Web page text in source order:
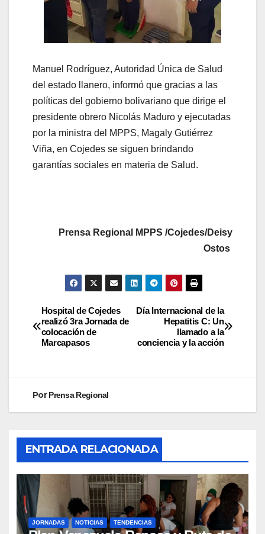
Manuel Rodríguez, Autoridad Única de Salud
del estado llanero, informó que gracias a las
políticas del gobierno bolivariano que dirige el
presidente obrero Nicolás Maduro y ejecutadas
por la ministra del MPPS, Magaly Gutiérrez
Viña, en Cojedes se siguen brindando
garantías sociales en materia de Salud.
Prensa Regional MPPS /Cojedes/Deisy
Ostos
Día Internacional de la
Hepatitis C: Un
llamado a la
conciencia y la acción
Hospital de Cojedes
realizó 3ra Jornada de
colocación de
Marcapasos
PorPrensa Regional
ENTRADA RELACIONADA
JORNADAS NOTICIAS TENDENCIAS